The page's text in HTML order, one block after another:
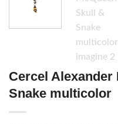
Cercel Alexander
Snake multicolor